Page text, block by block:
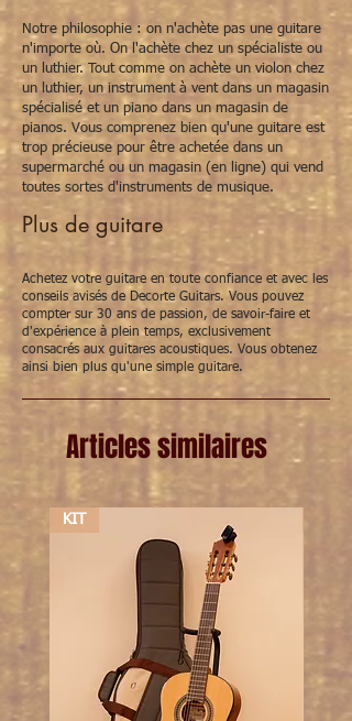
Notre philosophie : on n'achète pas une guitare
n'importe où. On l'achète chez un spécialiste ou
un luthier. Tout comme on achète un violon chez
un luthier, un instrument à vent dans un magasin
spécialisé et un piano dans un magasin de
pianos. Vous comprenez bien qu'une guitare est
trop précieuse pour être achetée dans un
supermarché ou un magasin (en ligne) qui vend
toutes sortes d'instruments de musique.
Plus de guitare
Achetez votre guitare en toute confiance et avec les
conseils avisés de Decorte Guitars. Vous pouvez
compter sur 30 ans de passion, de savoir-faire et
d'expérience à plein temps, exclusivement
consacrés aux guitares acoustiques. Vous obtenez
ainsi bien plus qu'une simple guitare.
Articles similaires
KIT